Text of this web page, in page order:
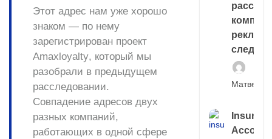
Этот адрес нам уже хорошо
знаком — по нему
зарегистрирован проект
Amaxloyalty, который мы
разобрали в предыдущем
расследовании.
Совпадение адресов двух
разных компаний,
работающих в одной сфере
следа
Матвей
Account